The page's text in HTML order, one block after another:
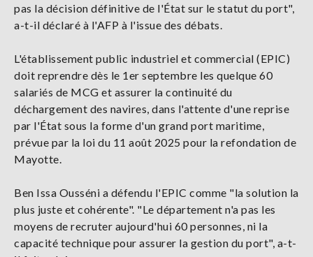
pas la décision définitive de l'État sur le statut du port",
a-t-il déclaré à l'AFP à l'issue des débats.
L'établissement public industriel et commercial (EPIC)
doit reprendre dès le 1er septembre les quelque 60
salariés de MCG et assurer la continuité du
déchargement des navires, dans l'attente d'une reprise
par l'État sous la forme d'un grand port maritime,
prévue par la loi du 11 août 2025 pour la refondation de
Mayotte.
Ben Issa Ousséni a défendu l'EPIC comme "la solution la
plus juste et cohérente". "Le département n'a pas les
moyens de recruter aujourd'hui 60 personnes, ni la
capacité technique pour assurer la gestion du port", a-t-